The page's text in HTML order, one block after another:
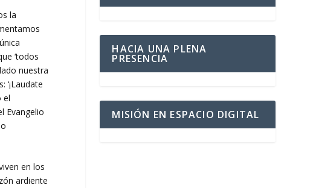
la
‘todos
nuestra
el
Evangelio
en los
ardiente
HACIA UNA PLENA
PRESENCIA
MISIÓN EN ESPACIO DIGITAL